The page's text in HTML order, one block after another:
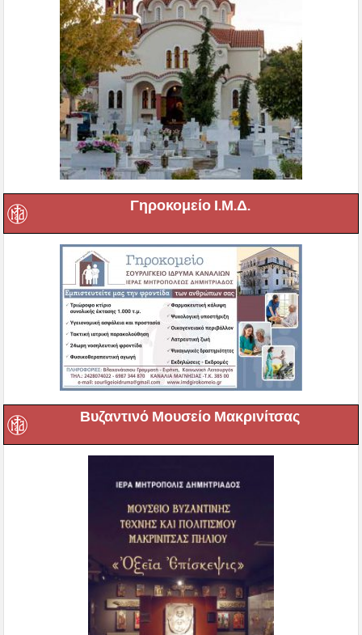
Γηροκομείο Ι.Μ.Δ.
Βυζαντινό Μουσείο Μακρινίτσας